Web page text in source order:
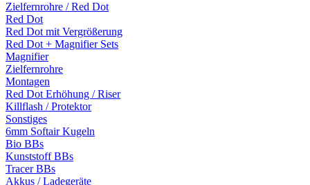
Zielfernrohre / Red Dot
Red Dot
Red Dot mit Vergrößerung
Red Dot + Magnifier Sets
Magnifier
Zielfernrohre
Montagen
Red Dot Erhöhung / Riser
Killflash / Protektor
Sonstiges
6mm Softair Kugeln
Bio BBs
Kunststoff BBs
Tracer BBs
Akkus / Ladegeräte